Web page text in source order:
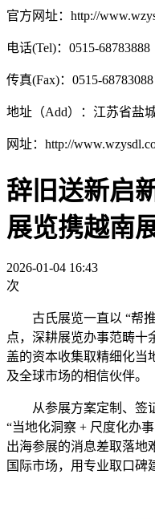
官方网址：http://
电话(Tel)：0515-68783888
传真(Fax)：0515-68783088
地址（Add）：江苏省盐
网址：http://
辞旧送新启
展览携越南
2026-01-04 16:43
次
古氏展览一直以 “帮推
点，深耕展览办事范畴十
盖的资本收集取精细化当
及全球市场的相信伙伴。
从参展方案定制、签证
“当地化洞察 + 尺度化办
出海参展的消息差取落地
国际市场，用专业取口碑